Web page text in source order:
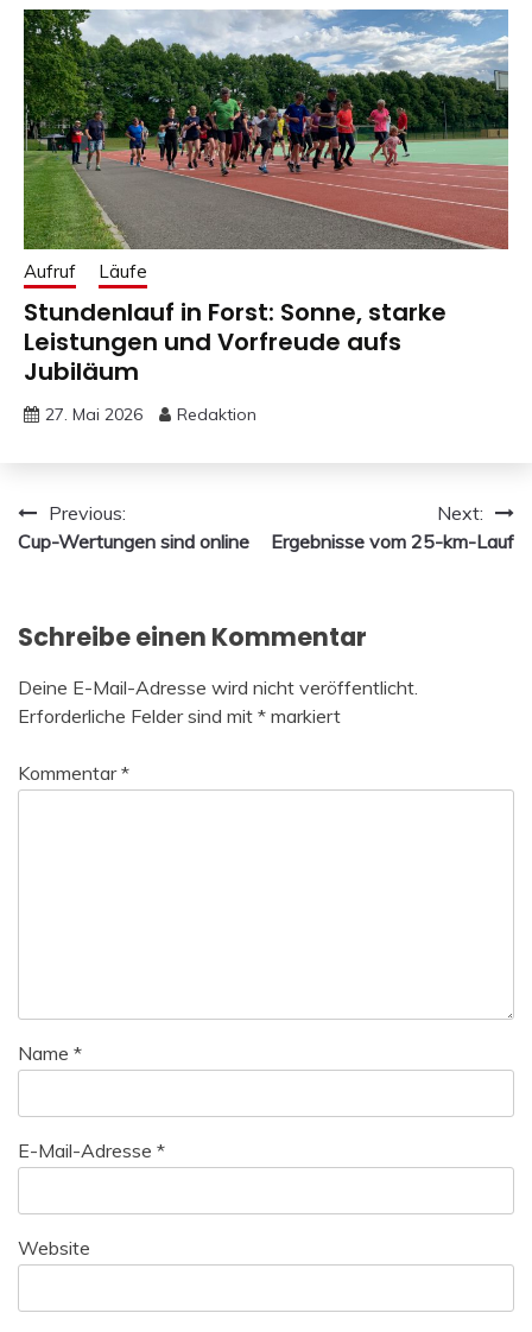
Aufruf Läufe
Stundenlauf in Forst: Sonne, starke
Leistungen und Vorfreude aufs
Jubiläum
27. Mai 2026 Redaktion
Beitragsnavigation
Previous:
Cup-Wertungen sind online
Next:
Ergebnisse vom 25-km-Lauf
Schreibe einen Kommentar
Deine E-Mail-Adresse wird nicht veröffentlicht.
Erforderliche Felder sind mit * markiert
Kommentar*
Name *
E-Mail-Adresse *
Website